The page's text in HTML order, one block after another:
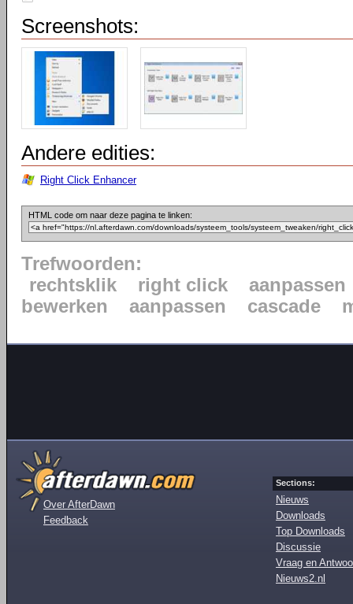
Screenshots:
Andere edities:
Right Click Enhancer
HTML code om naar deze pagina te linken:
Trefwoorden:
rechtsklik
right click
aanpassen
bewerken
aanpassen cascade
Over AfterDawn
Feedback
Sections:
Nieuws
Downloads
Top Downloads
Discussie
Vraag en
Nieuws2.nl